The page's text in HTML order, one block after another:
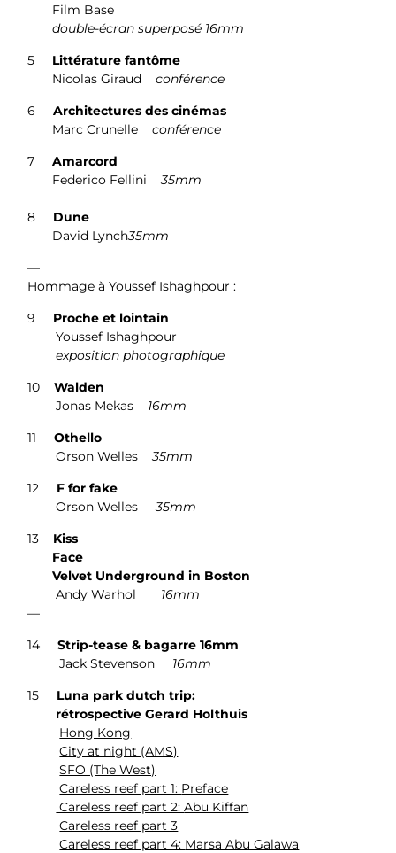
Film Base
double-écran superposé 16mm
5 Littérature fantôme
Nicolas Giraud
conférence
6Architectures des cinémas
Marc Crunelleconférence
7Amarcord
Federico Fellini 35mm
8 Dune
David Lynch35mm
—
Hommage à Youssef Ishaghpour :
9 Proche et lointain
Youssef Ishaghpour
exposition photographique
10Walden
Jonas Mekas 16mm
11Othello
Orson Welles35mm
12 F for fake
Orson Welles35mm
13 Kiss
Face
Velvet Underground in Boston
Andy Warhol 16mm
—
14Strip-tease & bagarre 16mm
Jack Stevenson 16mm
15 Luna park dutch trip:
rétrospective Gerard Holthuis
Hong Kong
City at night (AMS)
SFO (The West)
Careless reef part 1: Preface
Careless reef part 2:Abu Kiffan
Careless reef part 3
Careless reef part 4: Marsa Abu Galawa